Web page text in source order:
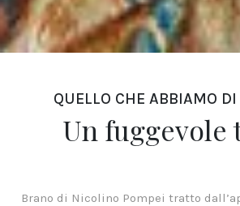
QUELLO CHE ABBIAMO
Un fuggevole
Brano di Nicolino Pompei tratto